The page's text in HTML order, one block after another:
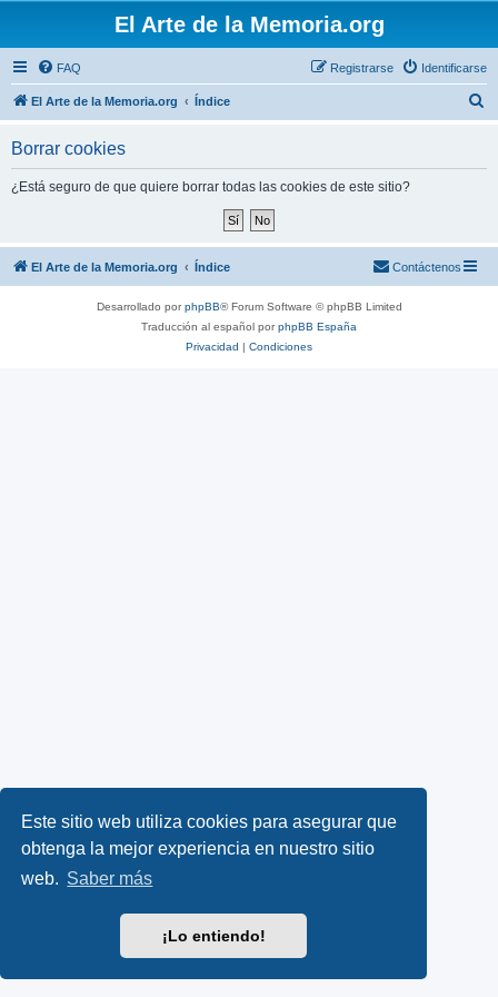
Este sitio web utiliza cookies para asegurar que
obtenga la mejor experiencia en nuestro sitio
web. Saber más
¡Lo entiendo!
El Arte de la Memoria.org
FAQ Identificarse
Registrarse
El Arte de la Memoria.org Índice
Borrar cookies
¿Está seguro de que quiere borrar todas las cookies de este sitio?
El Arte de la Memoria.org Índice Contáctenos
Desarrollado porphpBB® Forum Software © phpBB Limited
Traducción al español porphpBB España
Privacidad | Condiciones